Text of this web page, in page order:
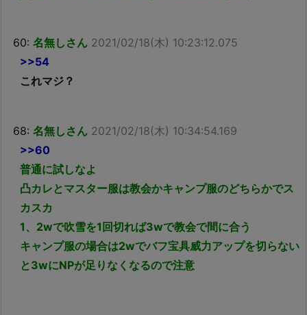
60: 名無しさん 2021/02/18(木) 10:23:12.075
>>54
これマジ？
68: 名無しさん 2021/02/18(木) 10:34:54.169
>>60
普通に試しなよ
凸カレとマスター服は教会かキャンプ服のどちらかでス
カスカ
1、2wで吹雪を1回切れば3wで教会で間に合う
キャンプ服の場合は2wでバフ宝具威力アップを切らない
と3wにNPが足りなくなるので注意